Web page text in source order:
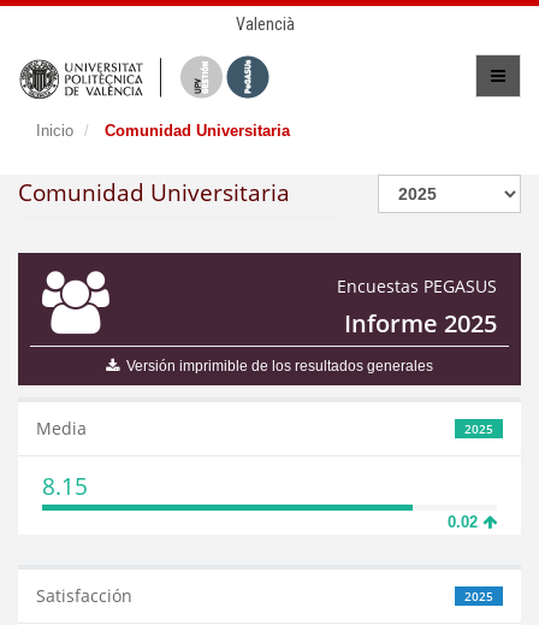
Valencià
Inicio Comunidad Universitaria
Comunidad Universitaria
Encuestas PEGASUS
Informe 2025
Versión imprimible de los resultados generales
2025
Media
8.15
0.02
2025
Satisfacción